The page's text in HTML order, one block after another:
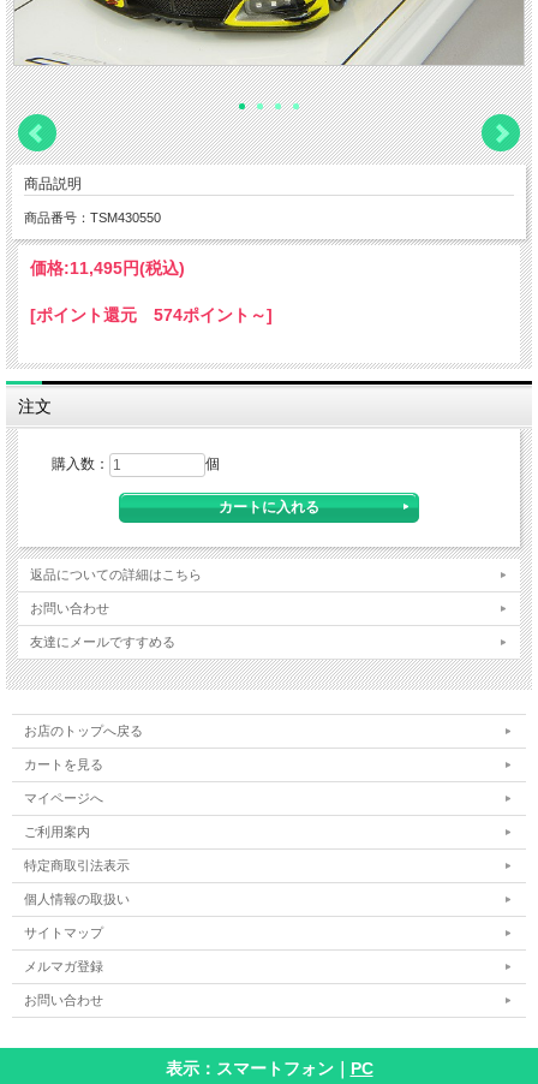
商品説明
商品番号：TSM430550
価格:11,495円(税込)
[ポイント還元 574ポイント～]
注文
購入数： 個
返品についての詳細はこちら
お問い合わせ
友達にメールですすめる
お店のトップへ戻る
カートを見る
マイページへ
ご利用案内
特定商取引法表示
個人情報の取扱い
サイトマップ
メルマガ登録
お問い合わせ
表示：スマートフォン｜ PC